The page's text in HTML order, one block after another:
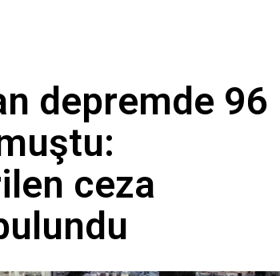
depremde 96
ceza